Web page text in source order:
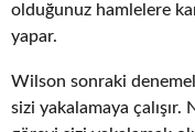
olduğunuz hamlelere
yapar.
Wilson sonraki
sizi yakalamaya